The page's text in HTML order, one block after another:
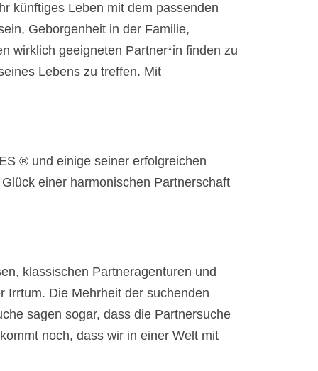
künftiges Leben mit dem passenden
Geborgenheit in der Familie,
wirklich geeigneten Partner*in finden zu
Lebens zu treffen. Mit
® und einige seiner erfolgreichen
einer harmonischen Partnerschaft
klassischen Partneragenturen und
Irrtum. Die Mehrheit der suchenden
sagen sogar, dass die Partnersuche
noch, dass wir in einer Welt mit